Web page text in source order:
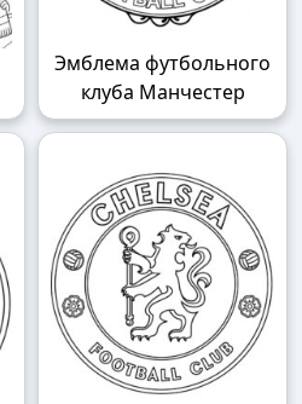
Эмблема футбольного
клуба Манчестер